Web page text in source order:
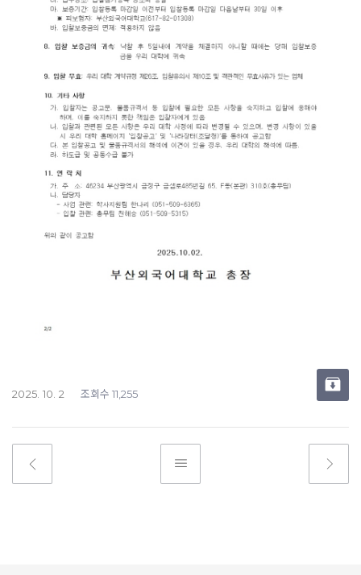
2025. 10. 2 조회수 11,255